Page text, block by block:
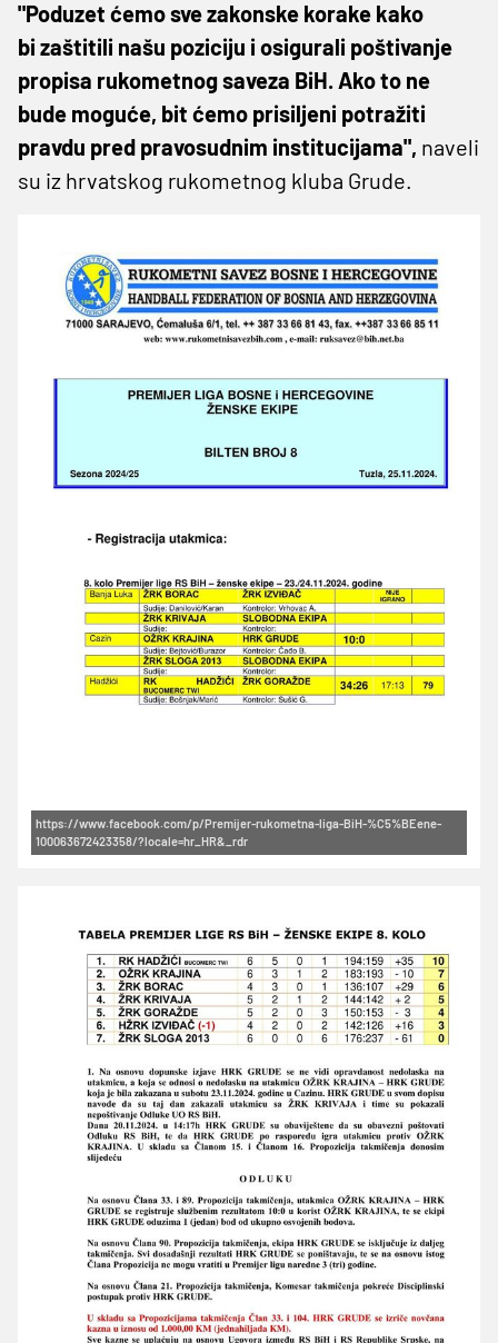
"Poduzet ćemo sve zakonske korake kako
bi zaštitili našu poziciju i osigurali poštivanje
propisa rukometnog saveza BiH. Ako to ne
bude moguće, bit ćemo prisiljeni potražiti
pravdu pred pravosudnim institucijama", naveli
su iz hrvatskog rukometnog kluba Grude.
https://www.facebook.com/p/Premijer-rukometna-liga-BiH-%C5%BEene-
100063672423358/?locale=hr_HR&_rdr